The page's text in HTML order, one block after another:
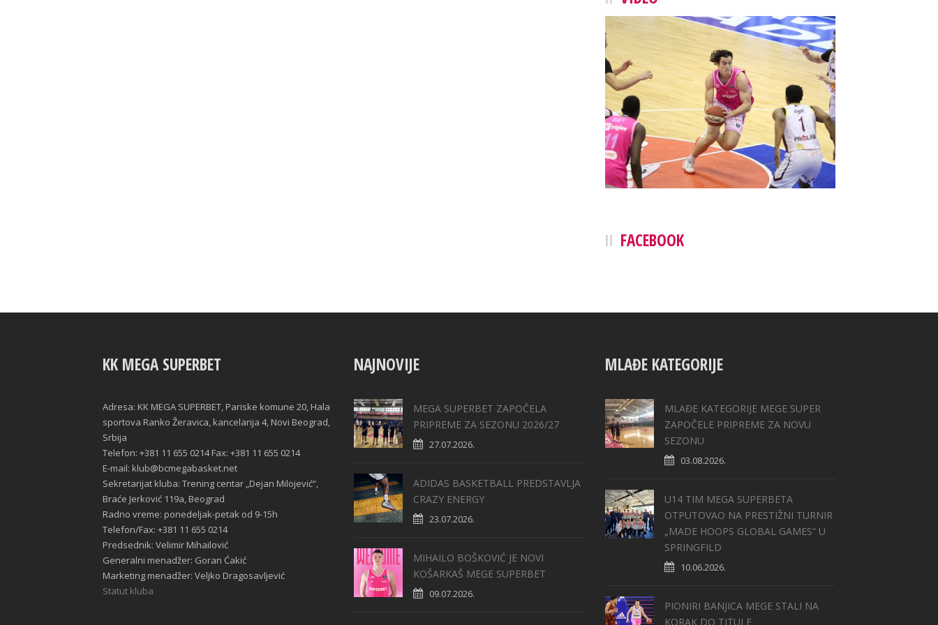
FACEBOOK
KK MEGA SUPERBET
Adresa: KK MEGA SUPERBET, Pariske komune 20, Hala
sportova Ranko Žeravica, kancelarija 4, Novi Beograd,
Srbija
Telefon: +381 11 655 0214 Fax: +381 11 655 0214
E-mail: klub@bcmegabasket.net
Sekretarijat kluba: Trening centar „Dejan Milojević“,
Braće Jerković 119a, Beograd
Radno vreme: ponedeljak-petak od 9-15h
Telefon/Fax: +381 11 655 0214
Predsednik: Velimir Mihailović
Generalni menadžer: Goran Ćakić
Marketing menadžer: Veljko Dragosavljević
Statut kluba
NAJNOVIJE
MEGA SUPERBET ZAPOČELA
PRIPREME ZA SEZONU 2026/27
27.07.2026.
ADIDAS BASKETBALL PREDSTAVLJA
CRAZY ENERGY
23.07.2026.
MIHAILO BOŠKOVIĆ JE NOVI
KOŠARKAŠ MEGE SUPERBET
09.07.2026.
MLAĐE KATEGORIJE
MLAĐE KATEGORIJE MEGE SUPER
ZAPOČELE PRIPREME ZA NOVU
SEZONU
03.08.2026.
U14 TIM MEGA SUPERBETA
OTPUTOVAO NA PRESTIŽNI TURNIR
„MADE HOOPS GLOBAL GAMES“ U
SPRINGFILD
10.06.2026.
PIONIRI BANJICA MEGE STALI NA
KORAK DO TITULE